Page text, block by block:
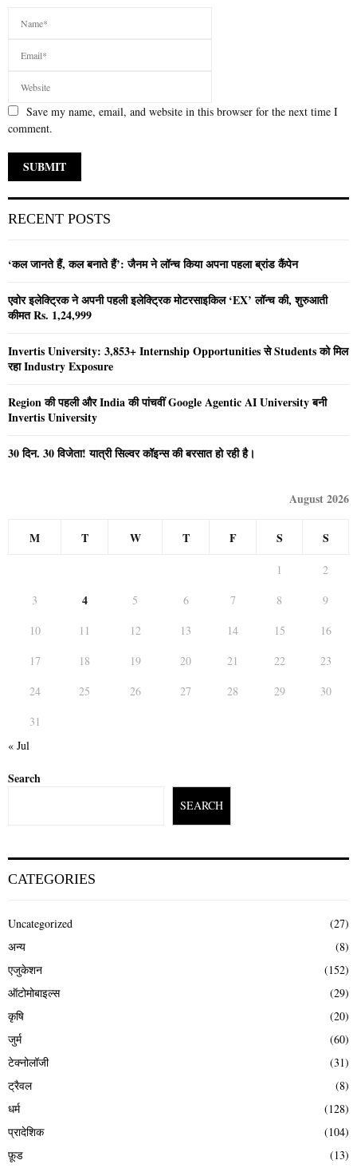
Save my name, email, and website in this browser for the next time I
comment.
RECENT POSTS
‘कल जानते हैं, कल बनाते हैं’: जैनम ने लॉन्च किया अपना पहला ब्रांड कैंपेन
एवोर इलेक्ट्रिक ने अपनी पहली इलेक्ट्रिक मोटरसाइकिल ‘EX’ लॉन्च की, शुरुआती
कीमत Rs. 1,24,999
Invertis University: 3,853+ Internship Opportunities से Students को मिल
रहा Industry Exposure
Region की पहली और India की पांचवीं Google Agentic AI University बनी
Invertis University
30 दिन. 30 विजेता! यात्री सिल्वर कॉइन्स की बरसात हो रही है।
August 2026
M T W T F S S
1
2
3
4 5 6 7 8
9
10
11 12 13 14 15
16
17
18 19 20 21 22
23
24
25 26 27 28 29
30
31
« Jul
Search
SEARCH
CATEGORIES
Uncategorized
(27)
अन्य
(8)
एजुकेशन
(152)
ऑटोमोबाइल्स
(29)
कृषि
(20)
जुर्म
(60)
टेक्नोलॉजी
(31)
ट्रैवल
(8)
धर्म
(128)
प्रादेशिक
(104)
फ़ूड
(13)